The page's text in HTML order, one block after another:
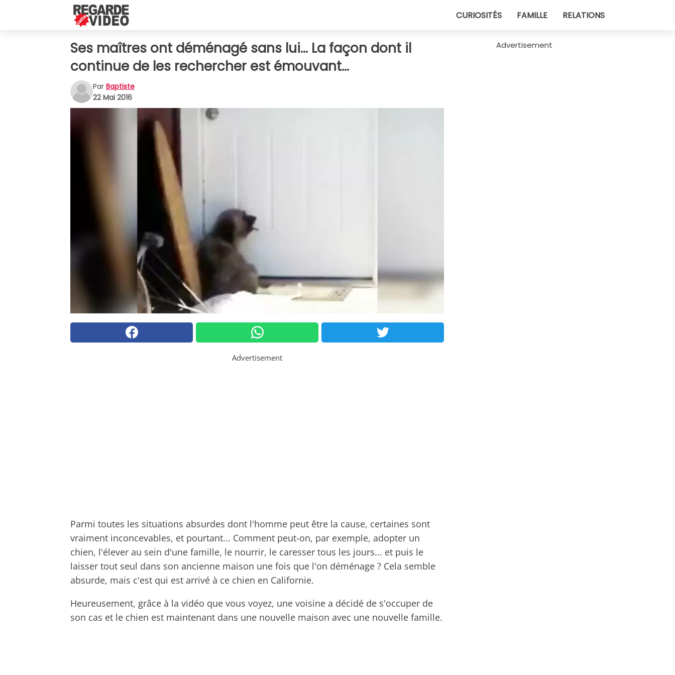
CURIOSITÉS FAMILLE RELATIONS
Ses maîtres ont déménagé sans lui... La façon dont il
continue de les rechercher est émouvant...
Par Baptiste
22 Mai 2016
Advertisement
Parmi toutes les situations absurdes dont l'homme peut être la cause, certaines sont
vraiment inconcevables, et pourtant... Comment peut-on, par exemple, adopter un
chien, l'élever au sein d'une famille, le nourrir, le caresser tous les jours... et puis le
laisser tout seul dans son ancienne maison une fois que l'on déménage ? Cela semble
absurde, mais c'est qui est arrivé à ce chien en Californie.
Heureusement, grâce à la vidéo que vous voyez, une voisine a décidé de s'occuper de
son cas et le chien est maintenant dans une nouvelle maison avec une nouvelle famille.
Advertisement